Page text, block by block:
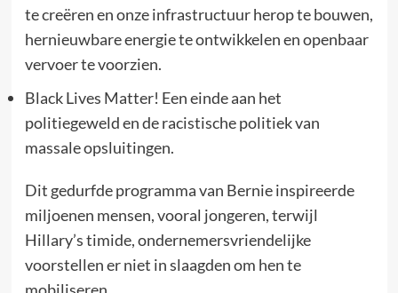
te creëren en onze infrastructuur herop te bouwen,
hernieuwbare energie te ontwikkelen en openbaar
vervoer te voorzien.
Black Lives Matter! Een einde aan het
politiegeweld en de racistische politiek van
massale opsluitingen.
Dit gedurfde programma van Bernie inspireerde
miljoenen mensen, vooral jongeren, terwijl
Hillary’s timide, ondernemersvriendelijke
voorstellen er niet in slaagden om hen te